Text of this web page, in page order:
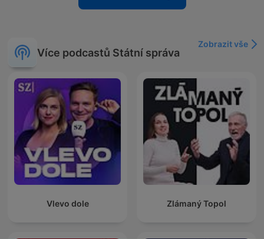
Více podcastů Státní správa
Zobrazit vše
Vlevo dole Zlámaný Topol